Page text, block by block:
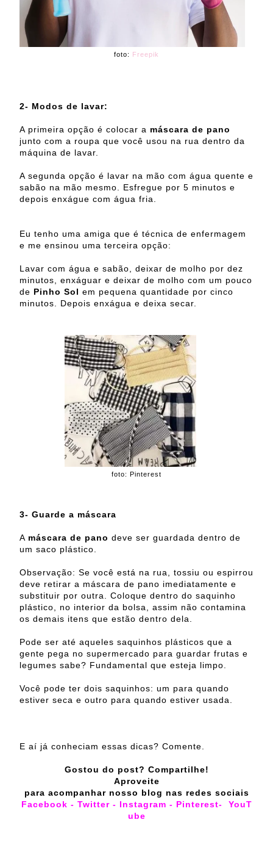
foto: Freepik
2- Modos de lavar:
A primeira opção é colocar a máscara de pano
junto com a roupa que você usou na rua dentro da
máquina de lavar.
A segunda opção é lavar na mão com água quente e
sabão na mão mesmo. Esfregue por 5 minutos e
depois enxágue com água fria.
Eu tenho uma amiga que é técnica de enfermagem
e me ensinou uma terceira opção:
Lavar com água e sabão, deixar de molho por dez
minutos, enxáguar e deixar de molho com um pouco
de Pinho Sol em pequena quantidade por cinco
minutos. Depois enxágua e deixa secar.
foto: Pinterest
3- Guarde a máscara
A máscara de pano deve ser guardada dentro de
um saco plástico.
Observação: Se você está na rua, tossiu ou espirrou
deve retirar a máscara de pano imediatamente e
substituir por outra. Coloque dentro do saquinho
plástico, no interior da bolsa, assim não contamina
os demais itens que estão dentro dela.
Pode ser até aqueles saquinhos plásticos que a
gente pega no supermercado para guardar frutas e
legumes sabe? Fundamental que esteja limpo.
Você pode ter dois saquinhos: um para quando
estiver seca e outro para quando estiver usada.
E aí já conheciam essas dicas? Comente.
Gostou do post? Compartilhe!
Aproveite
para acompanhar nosso blog nas redes sociais
Facebook - Twitter- Instagram - Pinterest-
YouT
ube